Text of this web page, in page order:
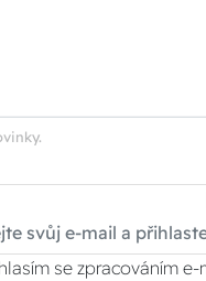
se zpracováním